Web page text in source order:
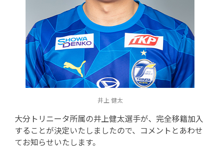
井上 健太
大分トリニータ所属の井上健太選手が、完全移籍加入
することが決定いたしましたので、コメントとあわせ
てお知らせいたします。